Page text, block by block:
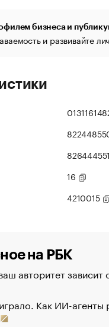
бизнеса и
и развивайте
16
4210015
на РБК
авторитет зависит
Как ИИ-